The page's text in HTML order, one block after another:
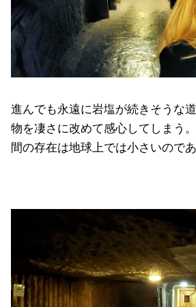
進んでも永遠に岩塩が続きそうな
物を凄さに改めて感心してしまう
間の存在は地球上では小さいのであ